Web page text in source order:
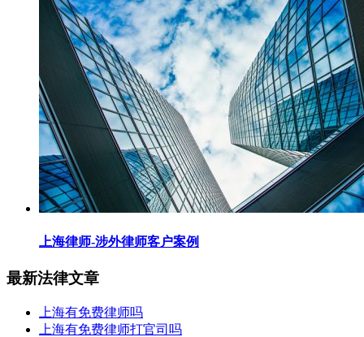
上海律师-涉外律师客户案例
最新法律文章
上海有免费律师吗
上海有免费律师打官司吗